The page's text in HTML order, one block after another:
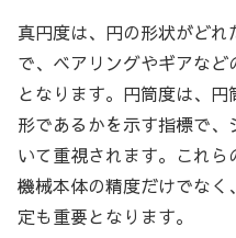
真円度は、円の形状がど
で、ベアリングやギアな
となります。円筒度は、
形であるかを示す指標で
いて重視されます。これら
機械本体の精度だけでな
定も重要となります。